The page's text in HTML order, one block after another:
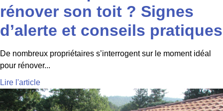
rénover son toit ? Signes
d’alerte et conseils pratiques
De nombreux propriétaires s’interrogent sur le moment idéal
pour rénover...
Lire l'article